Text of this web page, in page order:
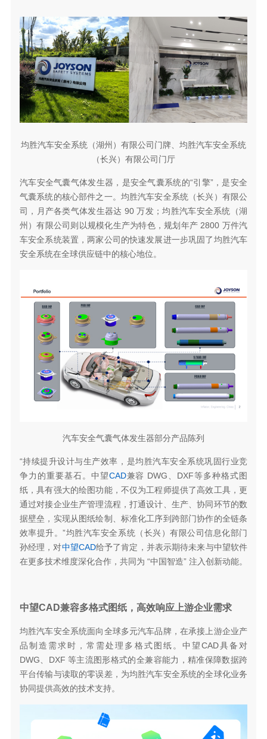
均胜汽车安全系统（湖州）有限公司门牌、均胜汽车安全系统
（长兴）有限公司门厅
汽车安全气囊气体发生器，是安全气囊系统的“引擎”，是安全
气囊系统的核心部件之一。均胜汽车安全系统（长兴）有限公
司，月产各类气体发生器达 90 万发；均胜汽车安全系统（湖
州）有限公司则以规模化生产为特色，规划年产 2800 万件汽
车安全系统装置，两家公司的快速发展进一步巩固了均胜汽车
安全系统在全球供应链中的核心地位。
汽车安全气囊气体发生器部分产品陈列
“持续提升设计与生产效率，是均胜汽车安全系统巩固行业竞
争力的重要基石。中望CAD兼容 DWG、DXF等多种格式图
纸，具有强大的绘图功能，不仅为工程师提供了高效工具，更
通过对接企业生产管理流程，打通设计、生产、协同环节的数
据壁垒，实现从图纸绘制、标准化工序到跨部门协作的全链条
效率提升。”均胜汽车安全系统（长兴）有限公司信息化部门
孙经理，对中望CAD给予了肯定，并表示期待未来与中望软件
在更多技术维度深化合作，共同为 “中国智造” 注入创新动能。
中望CAD兼容多格式图纸，高效响应上游企业需求
均胜汽车安全系统面向全球多元汽车品牌，在承接上游企业产
品制造需求时，常需处理多格式图纸。中望CAD具备对
DWG、DXF 等主流图形格式的全兼容能力，精准保障数据跨
平台传输与读取的零误差，为均胜汽车安全系统的全球化业务
协同提供高效的技术支持。